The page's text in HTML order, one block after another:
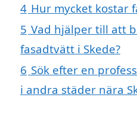
4 Hur mycket kostar
5 Vad hjälper till att
fasadtvätt i Skede?
6 Sök efter en
i andra städer nära